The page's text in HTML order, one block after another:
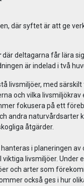
där syftet är att ge
där deltagarna får lära
är indelad i två
livsmiljöer, med
och vilka
fokusera på ett
andra naturvårdsarter
kan
i planeringen
livsmiljöer.
och arter som
också ges i hur